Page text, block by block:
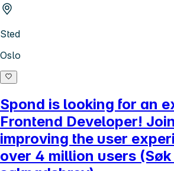
Sted
Oslo
Spond is looking for an
Frontend Developer!
improving the user
over 4 million users